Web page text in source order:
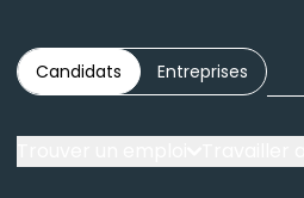
Candidats Entreprises